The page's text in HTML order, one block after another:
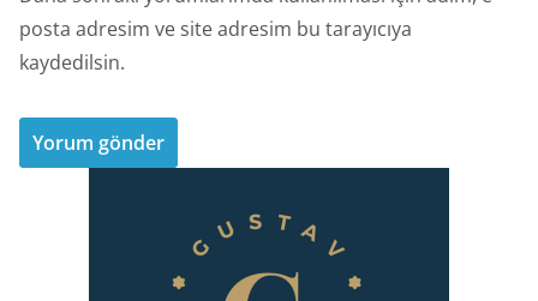
posta adresim ve site adresim bu tarayıcıya
kaydedilsin.